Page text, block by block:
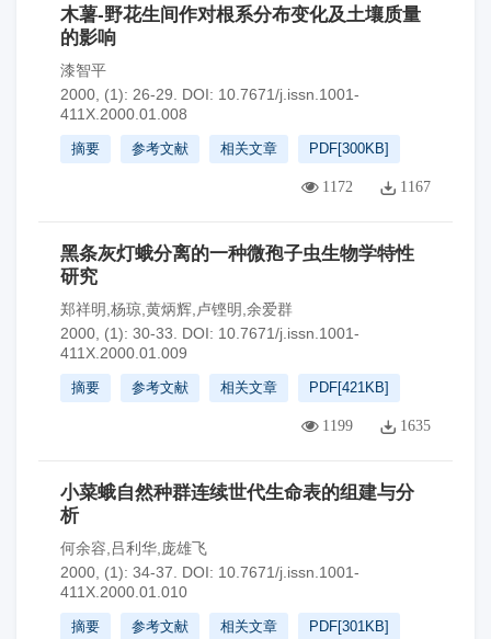
木薯-野花生间作对根系分布变化及土壤质量
的影响
漆智平
2000, (1): 26-29.
DOI: 10.7671/j.issn.1001-
411X.2000.01.008
摘要 参考文献 相关文章 PDF[300KB]
1172 1167
黑条灰灯蛾分离的一种微孢子虫生物学特性
研究
郑祥明,杨琼,黄炳辉,卢铿明,余爱群
2000, (1): 30-33.
DOI: 10.7671/j.issn.1001-
411X.2000.01.009
摘要 参考文献 相关文章 PDF[421KB]
1199 1635
小菜蛾自然种群连续世代生命表的组建与分
析
何余容,吕利华,庞雄飞
2000, (1): 34-37.
DOI: 10.7671/j.issn.1001-
411X.2000.01.010
摘要 参考文献 相关文章 PDF[301KB]